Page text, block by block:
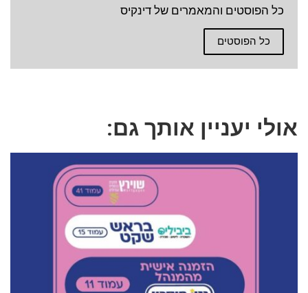
כל הפוסטים והמאמרים של דינקיס
כל הפוסטים
אולי יעניין אותך גם: